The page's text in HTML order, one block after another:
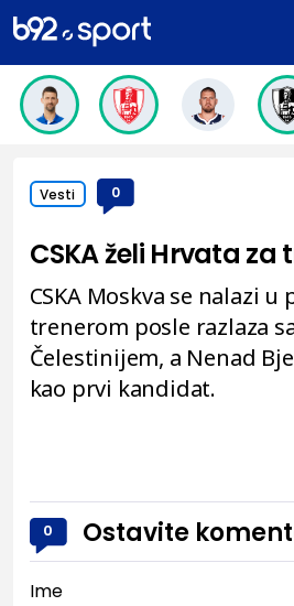
Vesti 0
CSKA želi Hrvata za
CSKA Moskva se nalazi
trenerom posle razlaza
Čelestinijem, a Nenad
kao prvi kandidat.
0 Ostavite
Ime